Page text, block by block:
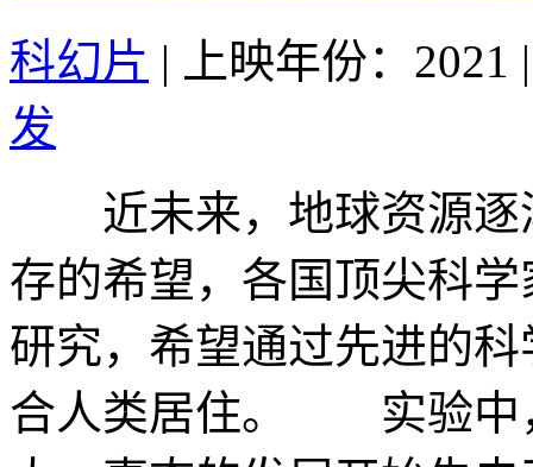
科幻片 | 上映年份：2021 |
发
近未来，地球资源逐
存的希望，各国顶尖科
研究，希望通过先进的
合人类居住。 实验中